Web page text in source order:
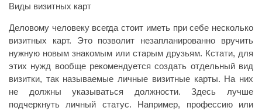
Виды визитных карт
Деловому человеку всегда стоит иметь при себе несколько
визитных карт. Это позволит незапланированно вручить
нужную новым знакомым или старым друзьям. Кстати, для
этих нужд вообще рекомендуется создать отдельный вид
визитки, так называемые личные визитные карты. На них
не должны указываться должности. Здесь лучше
подчеркнуть личный статус. Например, профессию или